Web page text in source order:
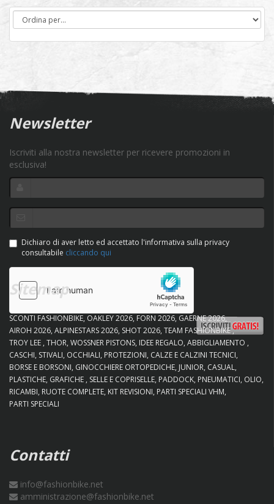
Newsletter
Iscriviti alla nostra newsletter per ricevere promozioni in
esclusiva!
Dichiaro di aver letto ed accettato l'informativa sulla privacy
consultabile cliccando qui
Sitemap
SCONTI FASHIONBIKE OAKLEY 2026 FORN 2026 GAERNE 2026
AIROH 2026 ALPINESTARS 2026 SHOT 2026 TEAM FASHIONBIKE
TROY LEE THOR WOSSNER PISTONS IDEE REGALO ABBIGLIAMENTO
CASCHI STIVALI OCCHIALI PROTEZIONI CALZE E CALZINI TECNICI
BORSE E BORSONI GINOCCHIERE ORTOPEDICHE JUNIOR CASUAL
PLASTICHE GRAFICHE SELLE E COPRISELLE PADDOCK PNEUMATICI OLIO
RICAMBI RUOTE COMPLETE KIT REVISIONI PARTI SPECIALI VHM
PARTI SPECIALI
Contatti
info@fashionbike.net
amministrazione@fashionbike.net